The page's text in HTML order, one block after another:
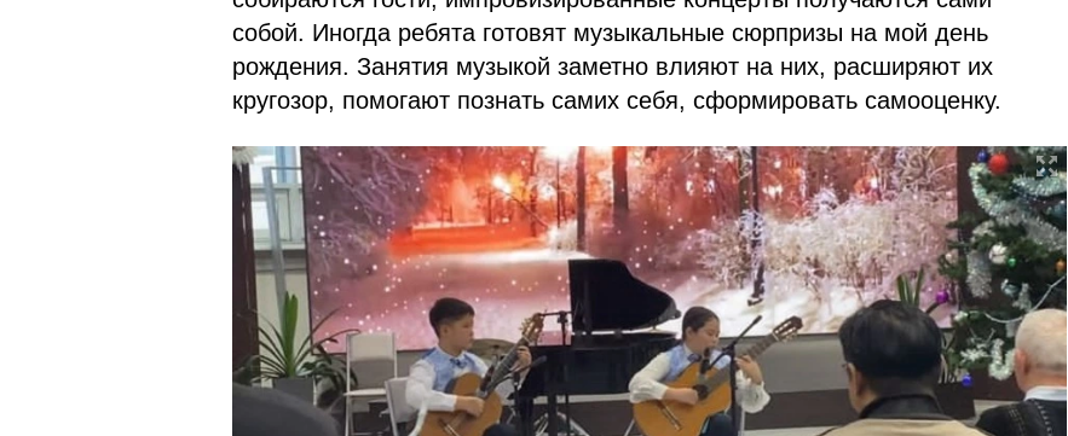
собой. Иногда ребята готовят музыкальные сюрпризы на мой день
рождения. Занятия музыкой заметно влияют на них, расширяют их
кругозор, помогают познать самих себя, сформировать самооценку.